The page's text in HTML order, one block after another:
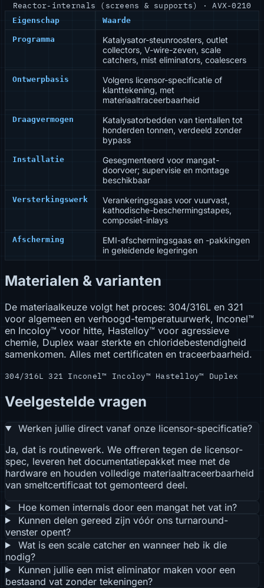
Reactor-internals (screens & supports) · AVX-0210
Eigenschap Waarde
Programma
Katalysator-steunroosters, outlet
collectors, V-wire-zeven, scale
catchers, mist eliminators, coalescers
Ontwerpbasis
Volgens licensor-specificatie of
klanttekening, met
materiaaltraceerbaarheid
Draagvermogen
Katalysatorbedden van tientallen tot
honderden tonnen, verdeeld zonder
bypass
Installatie
Gesegmenteerd voor mangat-
doorvoer; supervisie en montage
beschikbaar
Versterkingswerk
Verankeringsgaas voor vuurvast,
kathodische-beschermingstapes,
composiet-inlays
Afscherming
EMI-afschermingsgaas en -pakkingen
in geleidende legeringen
Materialen & varianten
De materiaalkeuze volgt het proces: 304/316L en 321
voor algemeen en verhoogd-temperatuurwerk, Inconel™
en Incoloy™ voor hitte, Hastelloy™ voor agressieve
chemie, Duplex waar sterkte en chloridebestendigheid
samenkomen. Alles met certificaten en traceerbaarheid.
304/316L321 Inconel™ Incoloy™ Hastelloy™ Duplex
Veelgestelde vragen
Werken jullie direct vanaf onze licensor-specificatie?
Ja, dat is routinewerk. We offreren tegen de licensor-
spec, leveren het documentatiepakket mee met de
hardware en houden volledige materiaaltraceerbaarheid
van smeltcertificaat tot gemonteerd deel.
Hoe komen internals door een mangat het vat in?
Kunnen delen gereed zijn vóór ons turnaround-
venster opent?
Wat is een scale catcher en wanneer heb ik die
nodig?
Kunnen jullie een mist eliminator maken voor een
bestaand vat zonder tekeningen?